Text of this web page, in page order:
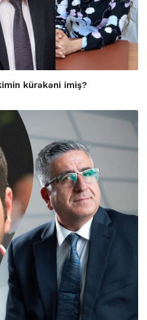
kürəkəni imiş?